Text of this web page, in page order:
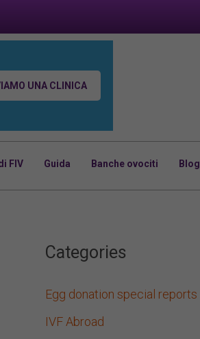
UNA CLINICA
FIV Guida Banche ovociti Blog
Categories
Egg donation special reports
IVF Abroad